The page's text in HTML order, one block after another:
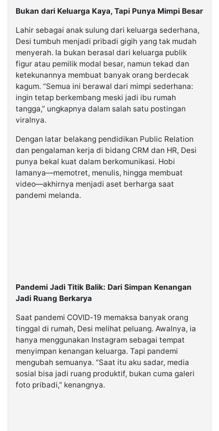
Bukan dari Keluarga Kaya, Tapi Punya Mimpi Besar
Lahir sebagai anak sulung dari keluarga sederhana,
Desi tumbuh menjadi pribadi gigih yang tak mudah
menyerah. Ia bukan berasal dari keluarga publik
figur atau pemilik modal besar, namun tekad dan
ketekunannya membuat banyak orang berdecak
kagum. “Semua ini berawal dari mimpi sederhana:
ingin tetap berkembang meski jadi ibu rumah
tangga,” ungkapnya dalam salah satu postingan
viralnya.
Dengan latar belakang pendidikan Public Relation
dan pengalaman kerja di bidang CRM dan HR, Desi
punya bekal kuat dalam berkomunikasi. Hobi
lamanya—memotret, menulis, hingga membuat
video—akhirnya menjadi aset berharga saat
pandemi melanda.
Pandemi Jadi Titik Balik: Dari Simpan Kenangan
Jadi Ruang Berkarya
Saat pandemi COVID-19 memaksa banyak orang
tinggal di rumah, Desi melihat peluang. Awalnya, ia
hanya menggunakan Instagram sebagai tempat
menyimpan kenangan keluarga. Tapi pandemi
mengubah semuanya. “Saat itu aku sadar, media
sosial bisa jadi ruang produktif, bukan cuma galeri
foto pribadi,” kenangnya.